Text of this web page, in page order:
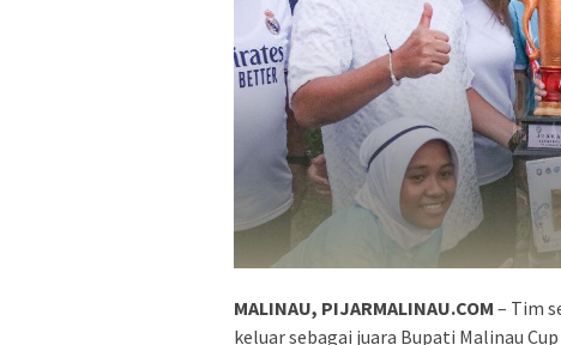
MALINAU, PIJARMALINAU.COM – Tim
keluar sebagai juara Bupati Malinau